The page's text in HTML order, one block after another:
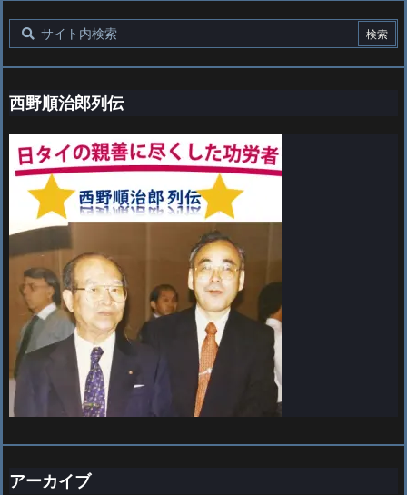
西野順治郎列伝
アーカイブ